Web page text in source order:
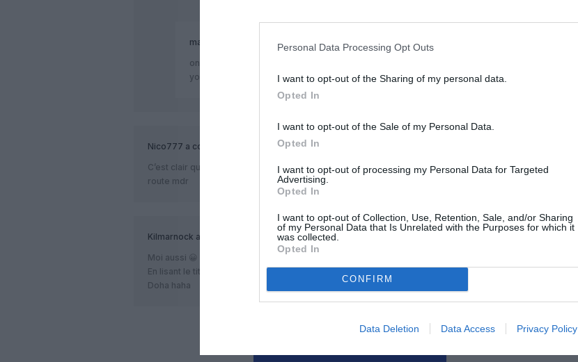
Personal Data Processing Opt Outs
I want to opt-out of the Sharing of my personal data.
Opted In
I want to opt-out of the Sale of my Personal Data.
Opted In
I want to opt-out of processing my Personal Data for Targeted
Advertising.
Opted In
I want to opt-out of Collection, Use, Retention, Sale, and/or Sharing
of my Personal Data that Is Unrelated with the Purposes for which it
was collected.
Opted In
CONFIRM
Data Deletion Data Access Privacy Policy
mathis
on est 2 c comme si le titre c’etait air france relier biarritz a new
york en passant par cdg mdrrr enfin bref salut bonne journee
RÉPONDRE
Nico777 a commenté :
C’est clair que ca veut rien dire. Ils relit Saint Étienne a Doha? Bizarre comme
route mdr
Kilmarnock a commenté :
21 juin 2013 - 20 h 11 min
Moi aussi 😀
En lisant le titre j’ai cru que Pegasus allait ouvrir une ligne entre Saint Etienne et
Doha haha